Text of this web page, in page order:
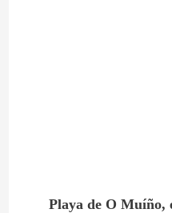
Playa de O Muíño,